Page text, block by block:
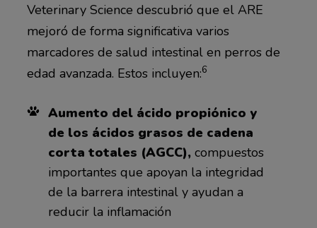
Veterinary Science descubrió que el ARE
mejoró de forma significativa varios
marcadores de salud intestinal en perros de
edad avanzada. Estos incluyen:6
Aumento del ácido propiónico y
de los ácidos grasos de cadena
corta totales (AGCC), compuestos
importantes que apoyan la integridad
de la barrera intestinal y ayudan a
reducir la inflamación